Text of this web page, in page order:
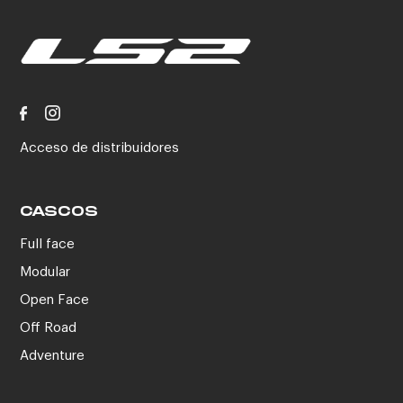
Acceso de distribuidores
CASCOS
Full face
Modular
Open Face
Off Road
Adventure